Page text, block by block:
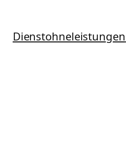
Dienstohneleistungen